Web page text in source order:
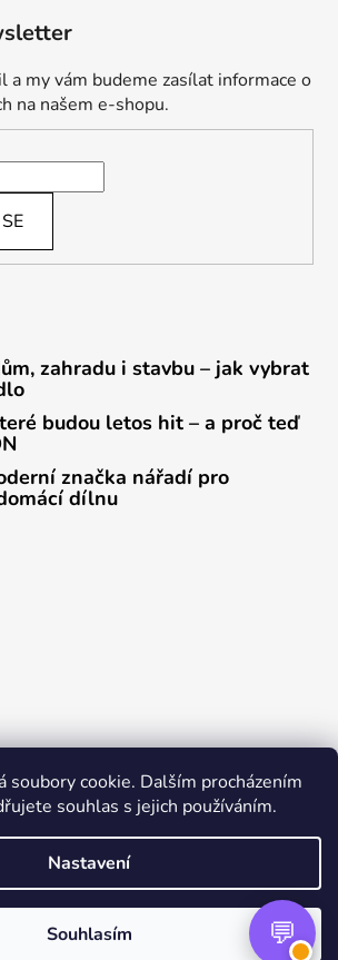
soubory cookie. Dalším procházením
souhlas s jejich používáním.
Nastavení
Souhlasím
a my vám budeme zasílat informace o
na našem e-shopu.
zahradu i stavbu – jak vybrat
budou letos hit – a proč teď
značka nářadí pro
dílnu
ověřování recenzí
Shoptet Premium
nasenaradi.cz
. Všechna práva